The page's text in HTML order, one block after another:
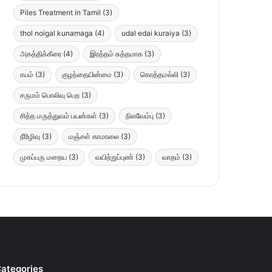
Piles Treatment in Tamil (3)
thol noigal kunamaga (4) udal edai kuraiya (3)
அகத்திக்கீரை (4) இரத்தம் சுத்தமாக (3)
கபம் (3) குழந்தையின்மை (3) கொத்தமல்லி (3)
சருமம் பொலிவு பெற (3)
சித்த மருத்துவம் பயன்கள் (3) நிலவேம்பு (3)
நீரிழிவு (3) மஞ்சள் காமாலை (3)
முகப்பரு மறைய (3) வயிற்றுப்புண் (3) வாதம் (3)